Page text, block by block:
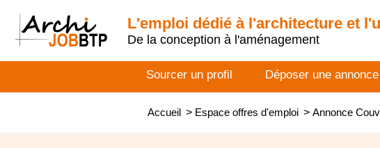
L'emploi dédié à l'architecture et
De la conception à l'aménagement
Sourcer un profil Déposer une annonce
Accueil > Espace offres d'emploi > Annonce